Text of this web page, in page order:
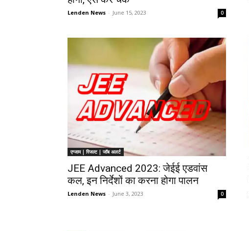
Lenden News - June 15, 2023 0
एग्जाम | रिजल्ट | जॉब अलर्ट
JEE Advanced 2023: जेईई एडवांस
कल, इन निर्देशों का करना होगा पालन
Lenden News - June 3, 2023 0